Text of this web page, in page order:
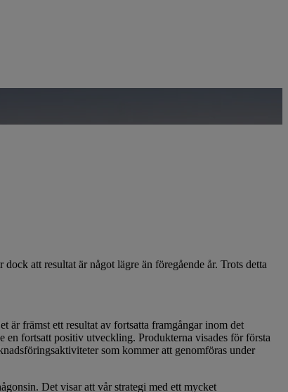
att resultat är något lägre än föregå­ende år. Trots detta
är främst ett resultat av fortsatta framgångar inom det
en fortsatt positiv utveckling. Produkterna visades för första
som kommer att genomföras under
Det visar att vår strategi med ett mycket